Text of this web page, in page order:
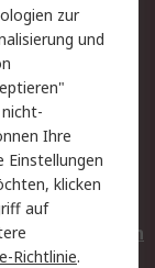
Batterien
zur
und
Ihre
Einstellungen
klicken
auf
Richtlinie.